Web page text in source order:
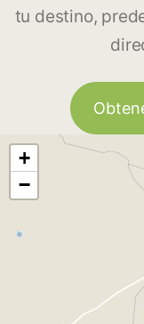
tu destino,
+
−